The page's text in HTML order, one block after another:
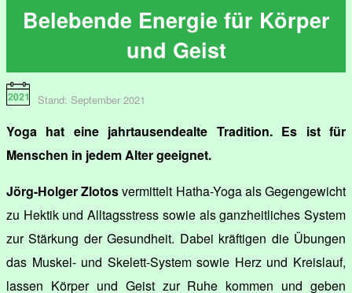
Belebende Energie für Körper
und Geist
Stand: September 2021
Yoga hat eine jahrtausendealte Tradition. Es ist für
Menschen in jedem Alter geeignet.
Jörg-Holger Zlotosvermittelt Hatha-Yoga als Gegengewicht
zu Hektik und Alltagsstress sowie als ganzheitliches System
zur Stärkung der Gesundheit. Dabei kräftigen die Übungen
das Muskel- und Skelett-System sowie Herz und Kreislauf,
lassen Körper und Geist zur Ruhe kommen und geben